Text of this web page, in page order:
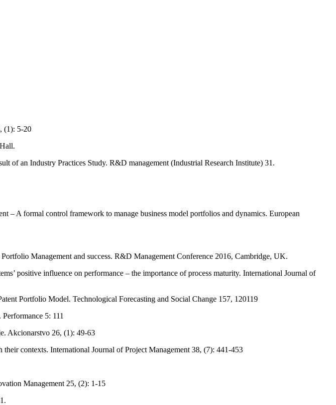
(1): 5-20
of an Industry Practices Study. R&D management (Industrial Research Institute) 31.
– A formal control framework to manage business model portfolios and dynamics. European
Management and success. R&D Management Conference 2016, Cambridge, UK.
positive influence on performance – the importance of process maturity. International Journal of
Portfolio Model. Technological Forecasting and Social Change 157, 120119
5: 111
Akcionarstvo 26, (1): 49-63
contexts. International Journal of Project Management 38, (7): 441-453
Management 25, (2): 1-15